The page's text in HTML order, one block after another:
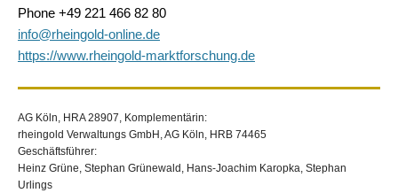
Phone +49 221 466 82 80
info@rheingold-online.de
https://www.rheingold-marktforschung.de
AG Köln, HRA 28907, Komplementärin:
rheingold Verwaltungs GmbH, AG Köln, HRB 74465
Geschäftsführer:
Heinz Grüne, Stephan Grünewald, Hans-Joachim Karopka, Stephan
Urlings